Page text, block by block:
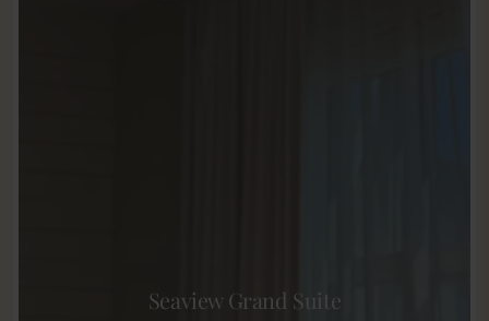
Seaview Grand Suite